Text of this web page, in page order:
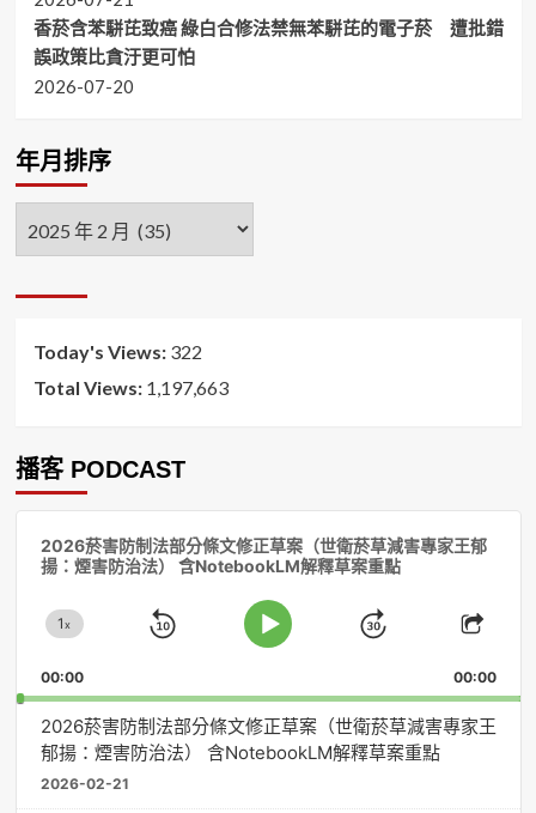
香菸含苯駢芘致癌 綠白合修法禁無苯駢芘的電子菸 遭批錯
誤政策比貪汙更可怕
2026-07-20
年月排序
月
序
Today's Views: 322
Total Views: 1,197,663
播客 PODCAST
2026菸害防制法部分條文修正草案（世衛菸草減害專家王郁
揚：煙害防治法） 含NotebookLM解釋草案重點
Change
Rate
1x
Skip
Play
Jump
Forward
Share
00:00 00:00
2026菸害防制法部分條文修正草案（世衛菸草減害專家王
郁揚：煙害防治法） 含NotebookLM解釋草案重點
2026-02-21